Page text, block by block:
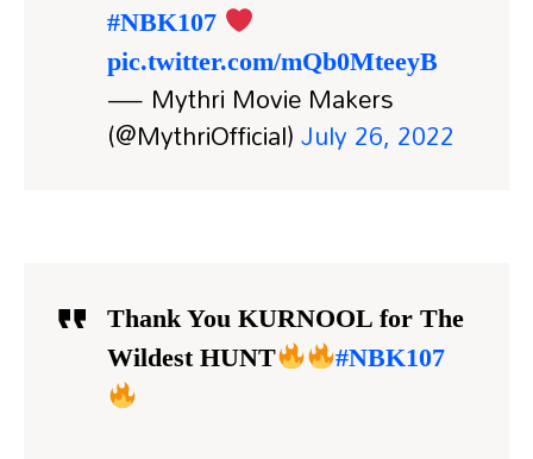
#NBK107
pic.twitter.com/mQb0MteeyB
— Mythri Movie Makers
(@MythriOfficial)July 26, 2022
Thank You KURNOOL for The
Wildest HUNT
#NBK107